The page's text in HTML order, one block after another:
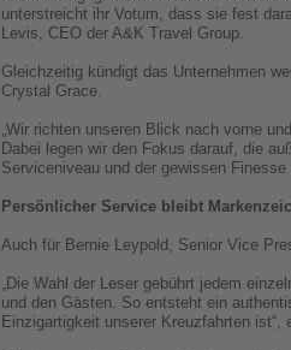
unterstreicht ihr Votum, dass sie fest
Levis, CEO der A&K Travel Group.
Gleichzeitig kündigt das Unternehmen
Crystal Grace.
„Wir richten unseren Blick nach vorne
Dabei legen wir den Fokus darauf, die
Serviceniveau und der gewissen
Persönlicher Service bleibt
Auch für Bernie Leypold, Senior Vice
„Die Wahl der Leser gebührt jedem
und den Gästen. So entsteht ein
Einzigartigkeit unserer Kreuzfahrten ist“,